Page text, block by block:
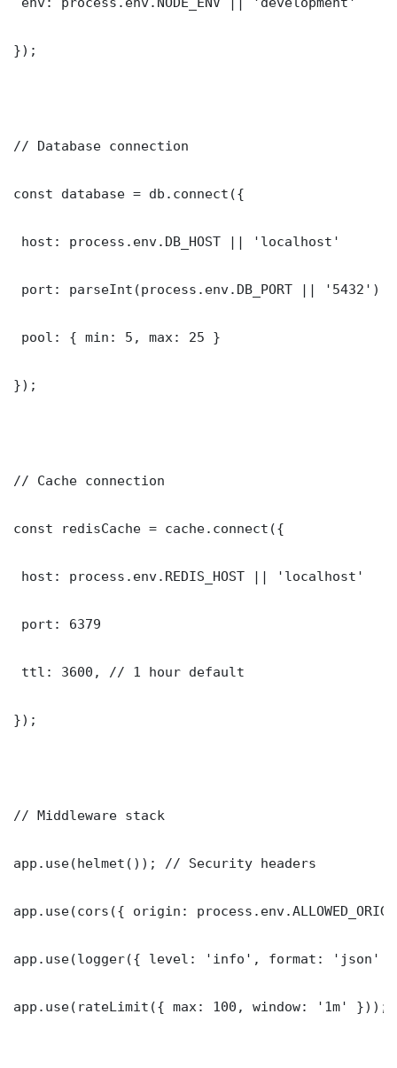
});
// Database connection
const database = db.connect({
host: process.env.DB_HOST || 'localhost'
port: parseInt(process.env.DB_PORT || '5432')
pool: { min: 5, max: 25 }
});
// Cache connection
const redisCache = cache.connect({
host: process.env.REDIS_HOST || 'localhost'
port: 6379
ttl: 3600, // 1 hour default
});
// Middleware stack
app.use(helmet()); // Security headers
app.use(cors({ origin:
app.use(logger({ level: 'info', format: 'json'
app.use(rateLimit({ max: 100, window: '1m' }));